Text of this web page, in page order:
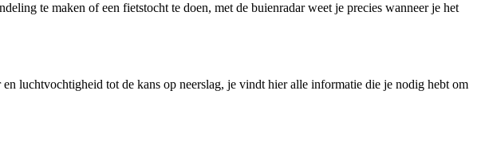
te maken of een fietstocht te doen, met de buienradar weet je precies wanneer je het
luchtvochtigheid tot de kans op neerslag, je vindt hier alle informatie die je nodig hebt om